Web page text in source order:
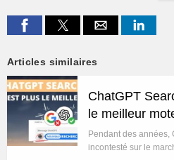
Articles similaires
ChatGPT
le meilleur
Pendant des années,
incontesté sur le